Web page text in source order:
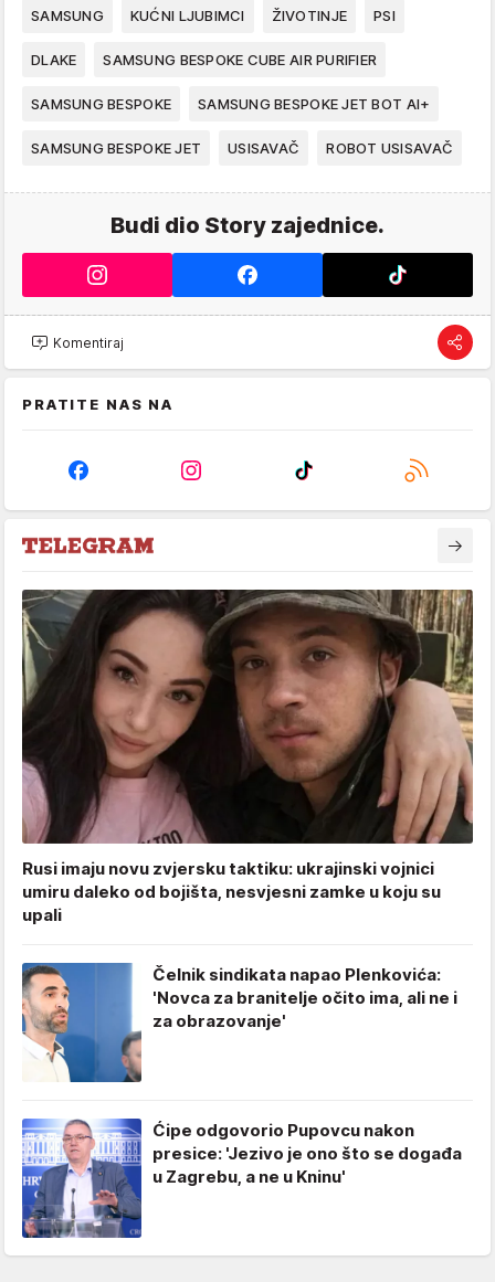
SAMSUNG KUĆNI LJUBIMCI ŽIVOTINJE PSI
DLAKE SAMSUNG BESPOKE CUBE AIR PURIFIER
SAMSUNG BESPOKE SAMSUNG BESPOKE JET BOT AI+
SAMSUNG BESPOKE JET USISAVAČ ROBOT USISAVAČ
Budi dio Story zajednice.
Komentiraj
PRATITE NAS NA
Rusi imaju novu zvjersku taktiku: ukrajinski vojnici
umiru daleko od bojišta, nesvjesni zamke u koju su
upali
Čelnik sindikata napao Plenkovića:
'Novca za branitelje očito ima, ali ne i
za obrazovanje'
Ćipe odgovorio Pupovcu nakon
presice: 'Jezivo je ono što se događa
u Zagrebu, a ne u Kninu'